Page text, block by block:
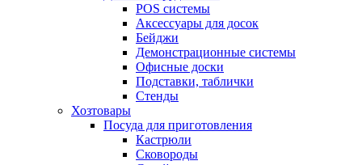
POS системы
Аксессуары для досок
Бейджи
Демонстрационные системы
Офисные доски
Подставки, таблички
Стенды
Хозтовары
Посуда для приготовления
Кастрюли
Сковороды